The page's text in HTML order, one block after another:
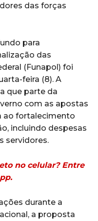
das forças
para
das
(Funapol) foi
feira (8). A
que parte da
com as apostas
ao fortalecimento
incluindo despesas
servidores.
no celular? Entre
durante a
a proposta